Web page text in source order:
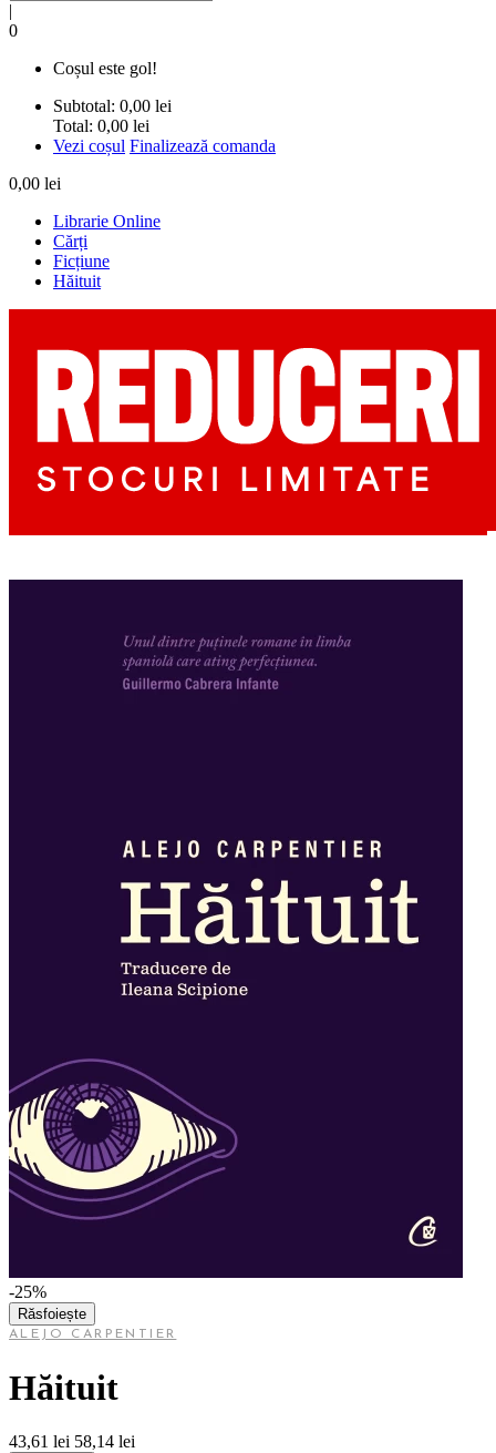
|
0
Coșul este gol!
Subtotal: 0,00 lei
Total: 0,00 lei
Vezi coșul Finalizează comanda
0,00 lei
Librarie Online
Cărți
Ficțiune
Hăituit
-25%
Răsfoiește
ALEJO CARPENTIER
Hăituit
43,61 lei 58,14 lei